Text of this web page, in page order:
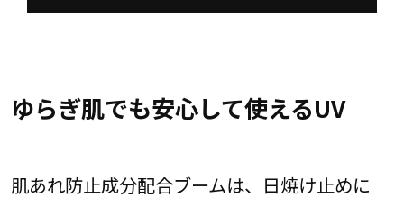
ゆらぎ肌でも安心して使えるUV
肌あれ防止成分配合ブームは、日焼け止めに